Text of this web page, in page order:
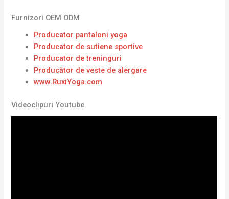
Furnizori OEM ODM
Producator pantaloni yoga
Producator de sutiene sportive
Producator de treninguri
Producător de veste de alergare
www.RuxiYoga.com
Videoclipuri Youtube